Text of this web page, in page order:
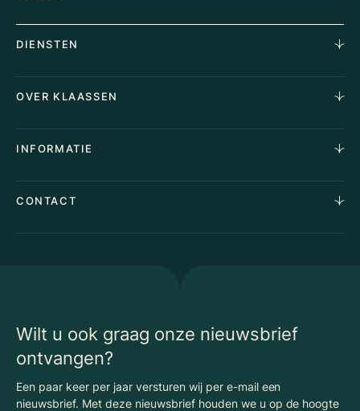
DIENSTEN
Aankoopopdracht
Stille verkoop
Taxaties
Advies
OVER KLAASSEN
Waarom Klaassen
Vacatures
Algemene voorwaarden
INFORMATIE
Vergunningen
CONTACT
Wilt u ook graag onze nieuwsbrief
ontvangen?
Een paar keer per jaar versturen wij per e-mail een
nieuwsbrief. Met deze nieuwsbrief houden we u op de hoogte